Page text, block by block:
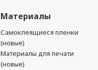
Материалы
Самоклеящиеся пленки
(новые)
Материалы для печати
(новые)